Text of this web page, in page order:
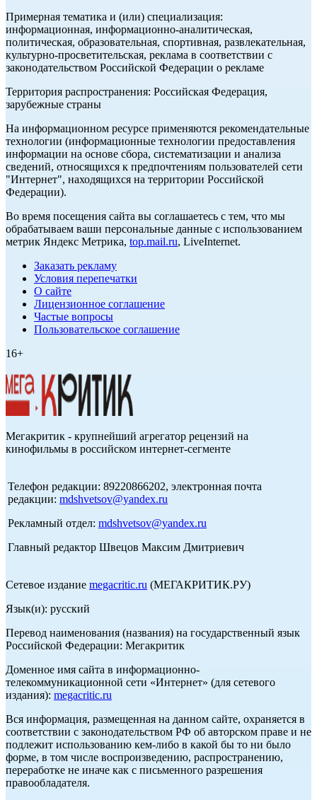
Примерная тематика и (или) специализация:
информационная, информационно-аналитическая,
политическая, образовательная, спортивная, развлекательная,
культурно-просветительская, реклама в соответствии с
законодательством Российской Федерации о рекламе
Территория распространения: Российская Федерация,
зарубежные страны
На информационном ресурсе применяются рекомендательные
технологии (информационные технологии предоставления
информации на основе сбора, систематизации и анализа
сведений, относящихся к предпочтениям пользователей сети
"Интернет", находящихся на территории Российской
Федерации).
Во время посещения сайта вы соглашаетесь с тем, что мы
обрабатываем ваши персональные данные с использованием
метрик Яндекс Метрика, top.mail.ru, LiveInternet.
Заказать рекламу
Условия перепечатки
О сайте
Лицензионное соглашение
Частые вопросы
Пользовательское соглашение
16+
Мегакритик - крупнейший агрегатор рецензий на
кинофильмы в российском интернет-сегменте
Телефон редакции: 89220866202, электронная почта
редакции: mdshvetsov@yandex.ru
Рекламный отдел: mdshvetsov@yandex.ru
Главный редактор Швецов Максим Дмитриевич
Сетевое издание megacritic.ru (МЕГАКРИТИК.РУ)
Язык(и): русский
Перевод наименования (названия) на государственный язык
Российской Федерации: Мегакритик
Доменное имя сайта в информационно-
телекоммуникационной сети «Интернет» (для сетевого
издания): megacritic.ru
Вся информация, размещенная на данном сайте, охраняется в
соответствии с законодательством РФ об авторском праве и не
подлежит использованию кем-либо в какой бы то ни было
форме, в том числе воспроизведению, распространению,
переработке не иначе как с письменного разрешения
правообладателя.